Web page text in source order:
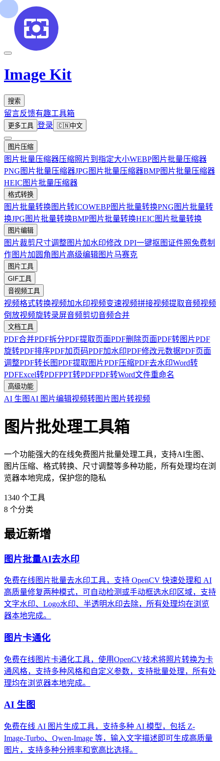
Image Kit
搜索
留言反馈有趣工具箱
更多工具 登录 🇨🇳中文
图片压缩
图片批量压缩器压缩照片到指定大小WEBP图片批量压缩器
PNG图片批量压缩器JPG图片批量压缩器BMP图片批量压缩器
HEIC图片批量压缩器
格式转换
图片批量转换图片转ICOWEBP图片批量转换PNG图片批量转
换JPG图片批量转换BMP图片批量转换HEIC图片批量转换
图片编辑
图片裁剪尺寸调整图片加水印修改 DPI一键抠图证件照免费制
作图片加圆角 图片高级编辑图片马赛克
图片工具
GIF工具
音视频工具
视频格式转换视频加水印视频变速视频拼接视频提取音频视频
倒放视频旋转录屏音频剪切音频合并
文档工具
PDF合并PDF拆分PDF提取页面PDF删除页面PDF转图片PDF
旋转PDF排序PDF加页码PDF加水印PDF修改元数据PDF页面
调整PDF转长图PDF提取图片PDF压缩PDF去水印Word转
PDFExcel转PDFPPT转PDFPDF转Word文件重命名
高级功能
AI 生图 AI 图片编辑视频转图片 图片转视频
图片批处理工具箱
一个功能强大的在线免费图片批量处理工具，支持AI生图、
图片压缩、格式转换、尺寸调整等多种功能，所有处理均在浏
览器本地完成，保护您的隐私
1340 个工具
8 个分类
最近新增
图片批量AI去水印
免费在线图片批量去水印工具，支持 OpenCV 快速处理和 AI
高质量修复两种模式，可自动检测或手动框选水印区域，支持
文字水印、Logo水印、半透明水印去除，所有处理均在浏览
器本地完成。
图片卡通化
免费在线图片卡通化工具，使用OpenCV技术将照片转换为卡
通风格，支持多种风格和自定义参数，支持批量处理，所有处
理均在浏览器本地完成。
AI 生图
免费在线 AI 图片生成工具，支持多种 AI 模型，包括 Z-
Image-Turbo、Qwen-Image 等，输入文字描述即可生成高质量
图片，支持多种分辨率和宽高比选择。